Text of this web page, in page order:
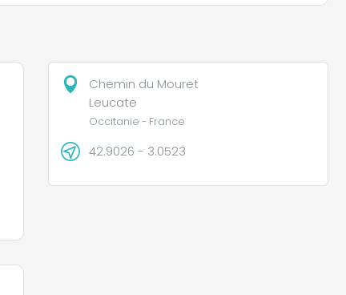
Chemin du Mouret
Leucate
Occitanie - France
42.9026 - 3.0523